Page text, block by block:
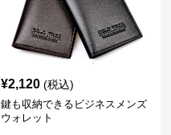
¥2,120 (税込)
鍵も収納できるビジネスメンズ
ウォレット